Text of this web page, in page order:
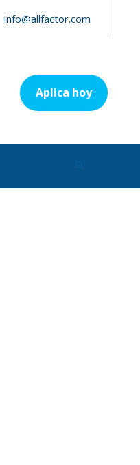
info@allfactor.com
Aplica hoy